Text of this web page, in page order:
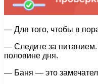
— Для того, чтобы в
— Следите за питанием.
половине дня.
— Баня — это